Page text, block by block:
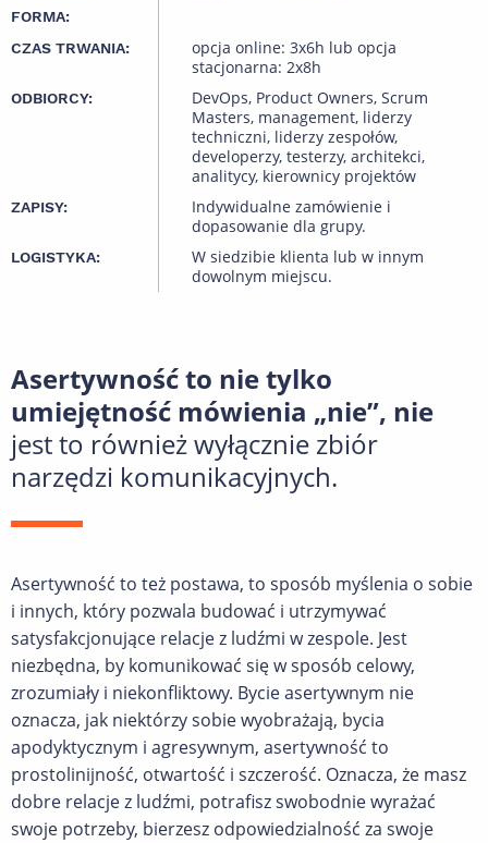
FORMA:
CZAS TRWANIA:
opcja online: 3x6h lub opcja
stacjonarna: 2x8h
ODBIORCY:
DevOps, Product Owners, Scrum
Masters, management, liderzy
techniczni, liderzy zespołów,
developerzy, testerzy, architekci,
analitycy, kierownicy projektów
ZAPISY:
Indywidualne zamówienie i
dopasowanie dla grupy.
LOGISTYKA:
W siedzibie klienta lub w innym
dowolnym miejscu.
Asertywność to nie tylko
umiejętność mówienia „nie”, nie
jest to również wyłącznie zbiór
narzędzi komunikacyjnych.
Asertywność to też postawa, to sposób myślenia o sobie
i innych, który pozwala budować i utrzymywać
satysfakcjonujące relacje z ludźmi w zespole. Jest
niezbędna, by komunikować się w sposób celowy,
zrozumiały i niekonfliktowy. Bycie asertywnym nie
oznacza, jak niektórzy sobie wyobrażają, bycia
apodyktycznym i agresywnym, asertywność to
prostolinijność, otwartość i szczerość. Oznacza, że masz
dobre relacje z ludźmi, potrafisz swobodnie wyrażać
swoje potrzeby, bierzesz odpowiedzialność za swoje